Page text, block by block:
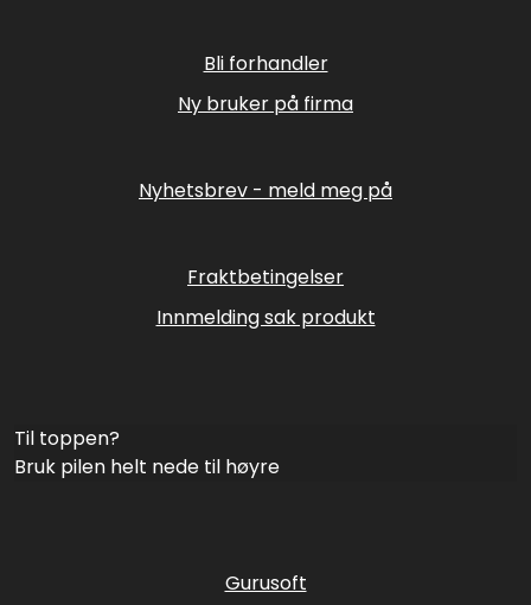
Bli forhandler
Ny bruker på firma
Nyhetsbrev - meld meg på
Fraktbetingelser
Innmelding sak produkt
Til toppen?
Bruk pilen helt nede til høyre
Gurusoft